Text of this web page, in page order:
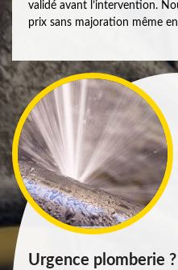
validé avant l’intervention.
prix sans majoration même
Urgence plomberie